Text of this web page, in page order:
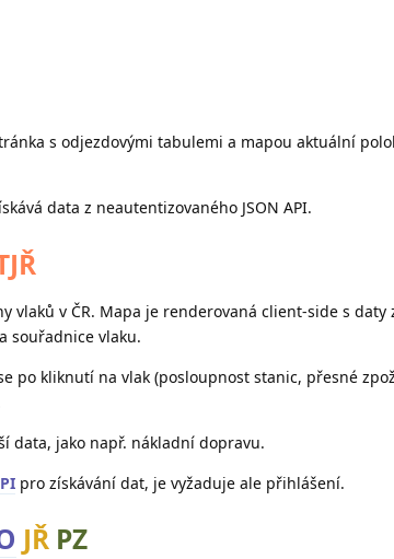
s odjezdovými tabulemi a mapou aktuální
data z neautentizovaného JSON API.
vlaků v ČR. Mapa je renderovaná client-side s daty
souřadnice vlaku.
po kliknutí na vlak (posloupnost stanic, přesné
data, jako např. nákladní dopravu.
pro získávání dat, je vyžaduje ale přihlášení.
JŘ PZ